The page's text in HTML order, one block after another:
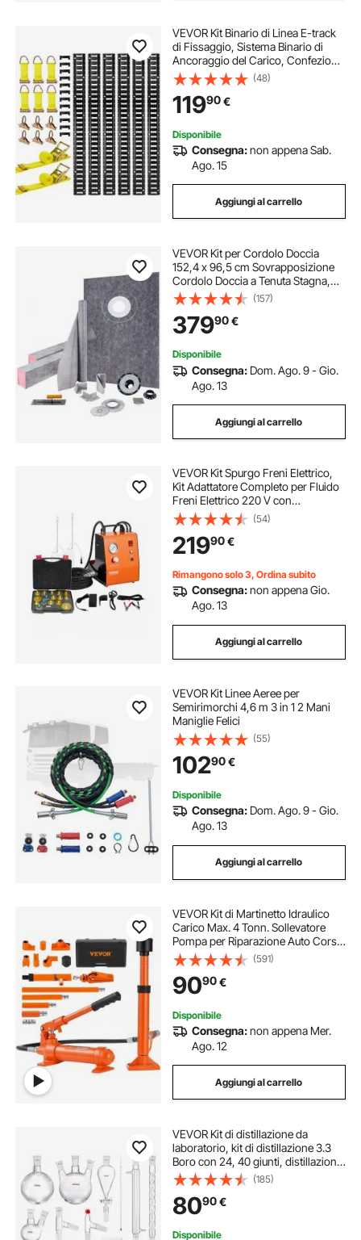
VEVOR Kit Binario di Linea E-track
di Fissaggio, Sistema Binario di
Ancoraggio del Carico, Confezione
da 6 Binari E-Track da 1524 mm,
Adatto per Garage, Furgoni,
Rimorchi, Motociclette
(48)
11990€
Disponibile
Consegna:non appena Sab.
Ago. 15
Aggiungi al carrello
VEVOR Kit per Cordolo Doccia
152,4 x 96,5 cm Sovrapposizione
Cordolo Doccia a Tenuta Stagna,
con Flangia di Collegamento
Sfalsata 10 cm Griglia in Acciaio
Inossidabile 10 cm per La Vasca da
Bagno
(157)
37990€
Disponibile
Consegna: Dom. Ago. 9 - Gio.
Ago. 13
Aggiungi al carrello
VEVOR Kit Spurgo Freni Elettrico,
Kit Adattatore Completo per Fluido
Freni Elettrico 220 V con
Manometro e Pompa dell'Aria
Integrata, Set Adattatori Versatili per
Spurgo Freni per Alimentazione CC
CA
(54)
21990€
Rimangono solo 3, Ordina subito
Consegna:non appena Gio.
Ago. 13
Aggiungi al carrello
VEVOR Kit Linee Aeree per
Semirimorchi 4,6 m 3 in 1 2 Mani
Maniglie Felici
(55)
10290€
Disponibile
Consegna: Dom. Ago. 9 - Gio.
Ago. 13
Aggiungi al carrello
VEVOR Kit di Martinetto Idraulico
Carico Max. 4 Tonn. Sollevatore
Pompa per Riparazione Auto Corsa
da 125 mm, Kit Utensili Sollevatore
Idraulico Tipo d'Olio HV15 Cilindro
Q235B Anello di Tenuta TPU
(591)
9090€
Disponibile
Consegna:non appena Mer.
Ago. 12
Aggiungi al carrello
VEVOR Kit di distillazione da
laboratorio, kit di distillazione 3.3
Boro con 24, 40 giunti, distillazione
di oli essenziali da 1000 ml, set di
attrezzature per vetreria da 29 pezzi
(185)
8090€
Disponibile